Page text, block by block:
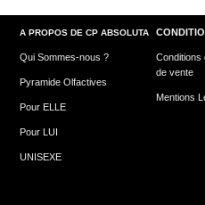
A PROPOS DE CP ABSOLUTA
Qui Sommes-nous ?
Pyramide Olfactives
Pour ELLE
Pour LUI
UNISEXE
Conditions
de vente
Mentions